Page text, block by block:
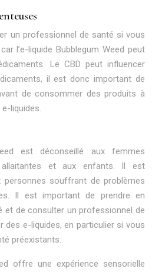
un professionnel de santé si vous
l’e-liquide Bubblegum Weed peut
Le CBD peut influencer
il est donc important de
de consommer des produits à
liquides.
est déconseillé aux femmes
et aux enfants. Il est
personnes souffrant de problèmes
Il est important de prendre en
et de consulter un professionnel de
des e-liquides, en particulier si vous
préexistants.
offre une expérience sensorielle